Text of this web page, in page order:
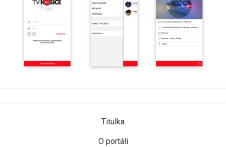
Titulka
O portáli